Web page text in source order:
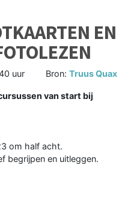
EN
uur Bron: Truus Quax
van start bij
om half acht.
begrijpen en uitleggen.